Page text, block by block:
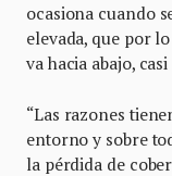
ocasiona cuando
elevada, que por
va hacia abajo,
“Las razones
entorno y sobre
la pérdida de